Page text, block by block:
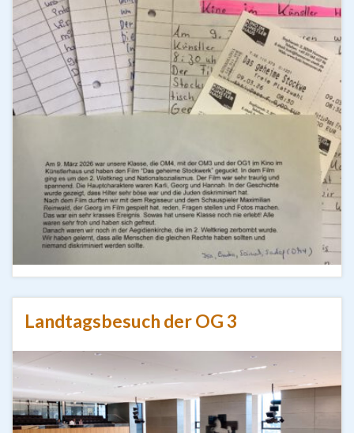
Landtagsbesuch der OG 3